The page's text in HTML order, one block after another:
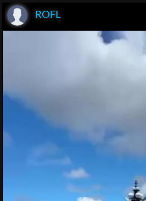
ROFL